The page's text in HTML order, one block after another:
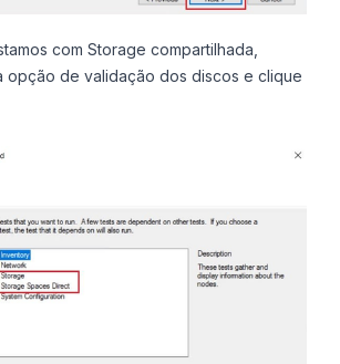
com Storage compartilhada,
opção de validação dos discos e clique